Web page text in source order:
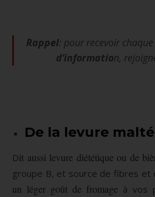
Rappel: pour recevoir
d’information,
De la levure
Dit aussi levure diététique ou de
groupe B, et source de fibres et
un léger goût de fromage à vos